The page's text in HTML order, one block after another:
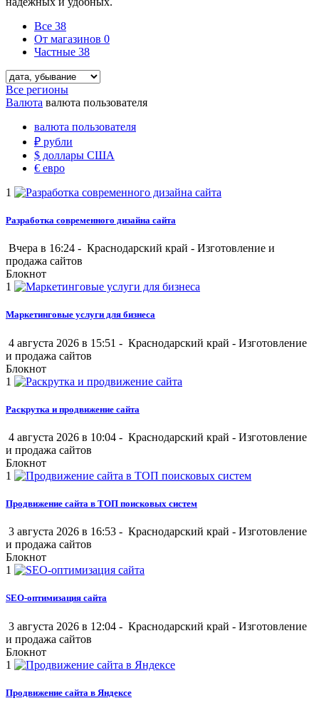
Все 38
От магазинов 0
Частные 38
Все регионы
Валюта валюта пользователя
валюта пользователя
₽ рубли
$ доллары США
€ евро
1
Разработка современного дизайна сайта
Вчера в 16:24 - Краснодарский край - Изготовление и
продажа сайтов
Блокнот
1
Маркетинговые услуги для бизнеса
4 августа 2026 в 15:51 - Краснодарский край - Изготовление
и продажа сайтов
Блокнот
1
Раскрутка и продвижение сайта
4 августа 2026 в 10:04 - Краснодарский край - Изготовление
и продажа сайтов
Блокнот
1
Продвижение сайта в ТОП поисковых систем
3 августа 2026 в 16:53 - Краснодарский край - Изготовление
и продажа сайтов
Блокнот
1
SEO-оптимизация сайта
3 августа 2026 в 12:04 - Краснодарский край - Изготовление
и продажа сайтов
Блокнот
1
Продвижение сайта в Яндексе